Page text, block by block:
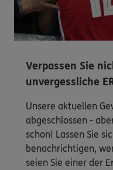
Verpassen Sie
unvergessliche
Unsere aktuellen
abgeschlossen -
schon! Lassen Sie
benachrichtigen,
seien Sie einer der